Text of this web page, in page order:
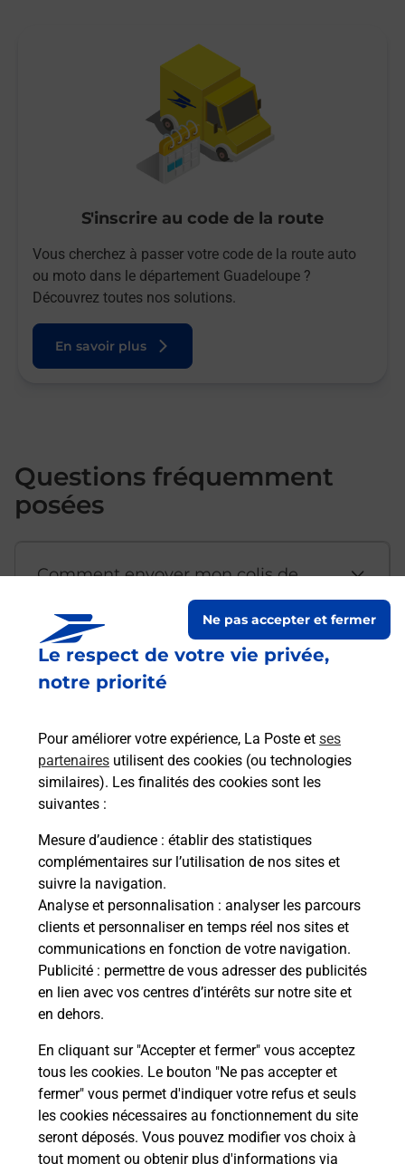
Le respect de votre vie privée,
notre priorité
Pour améliorer votre expérience, La Poste et ses
partenaires utilisent des cookies (ou technologies
similaires). Les finalités des cookies sont les
suivantes :
Mesure d’audience : établir des statistiques
complémentaires sur l’utilisation de nos sites et
suivre la navigation.
Analyse et personnalisation : analyser les parcours
clients et personnaliser en temps réel nos sites et
communications en fonction de votre navigation.
Publicité : permettre de vous adresser des publicités
en lien avec vos centres d’intérêts sur notre site et
en dehors.
En cliquant sur "Accepter et fermer" vous acceptez
tous les cookies. Le bouton "Ne pas accepter et
fermer" vous permet d'indiquer votre refus et seuls
les cookies nécessaires au fonctionnement du site
seront déposés. Vous pouvez modifier vos choix à
tout moment ou obtenir plus d'informations via
Ne pas accepter et fermer
S'inscrire au code de la route
Vous cherchez à passer votre code de la route auto
ou moto dans le département Guadeloupe ?
Découvrez toutes nos solutions.
En savoir plus
Questions fréquemment
posées
Comment envoyer mon colis de
Est-il possible d’acheter un
emballage directement depuis un
Comment demander une
modification de livraison ?
Comment La Poste participe-t-elle
à votre sécurité au quotidien ?
Puis-je passer mon code de la route
avec La Poste et sous quelles
conditions ?
Localiser Liste Guadeloupe